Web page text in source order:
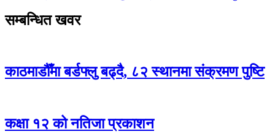
सम्बन्धित खवर
काठमाडौँमा बर्डफ्लु बढ्दै, ८२ स्थानमा संक्रमण पुष्टि
कक्षा १२ को नतिजा प्रकाशन